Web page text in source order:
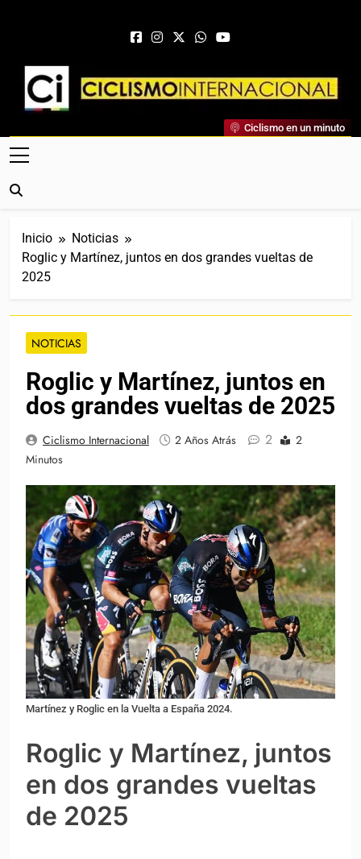
Ciclismo Internacional
Web Dedicada Al Ciclismo Mundial. Entrevistas, Análisis,
Crónicas, Previas Y Más. La Web Ciclista De Referencia.
Ciclismo en un minuto
Inicio
Noticias
Roglic y Martínez, juntos en dos grandes vueltas de
2025
NOTICIAS
Roglic y Martínez, juntos en
dos grandes vueltas de 2025
Ciclismo Internacional 2 Años Atrás 2
2
Minutos
Martínez y Roglic en la Vuelta a España 2024.
Roglic y Martínez, juntos
en dos grandes vueltas
de 2025